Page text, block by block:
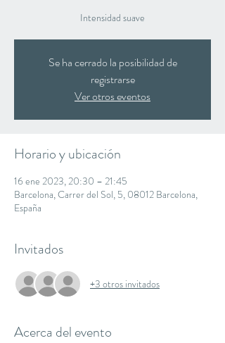
Intensidad suave
Se ha cerrado la posibilidad de
registrarse
Ver otros eventos
Horario y ubicación
16 ene 2023, 20:30 – 21:45
Barcelona, Carrer del Sol, 5, 08012 Barcelona,
España
Invitados
+3 otros invitados
Acerca del evento